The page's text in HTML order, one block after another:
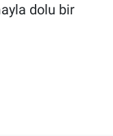
dolu bir